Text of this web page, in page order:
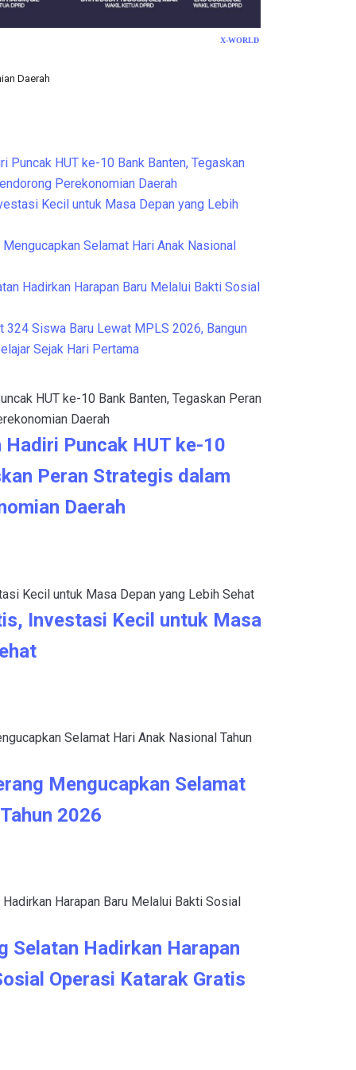
X-WORLD
Daerah
Puncak HUT ke-10 Bank Banten, Tegaskan
Perekonomian Daerah
Kecil untuk Masa Depan yang Lebih
Selamat Hari Anak Nasional
Hadirkan Harapan Baru Melalui Bakti Sosial
324 Siswa Baru Lewat MPLS 2026, Bangun
Sejak Hari Pertama
Hadiri Puncak HUT ke-10
Peran Strategis dalam
Daerah
Investasi Kecil untuk Masa
Mengucapkan Selamat
2026
Selatan Hadirkan Harapan
Operasi Katarak Gratis